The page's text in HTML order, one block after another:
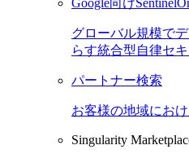
Google向け
グローバル規模で
らす統合型自律セ
パートナー検索
お客様の地域にお
Singularity